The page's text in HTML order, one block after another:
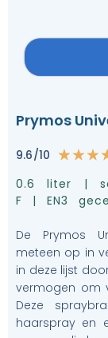
Prymos
9.6/10 ★ ★ ★
0.6 liter |
F | EN3
De Prymos
meteen op in
in deze lijst
vermogen om
Deze
haarspray en